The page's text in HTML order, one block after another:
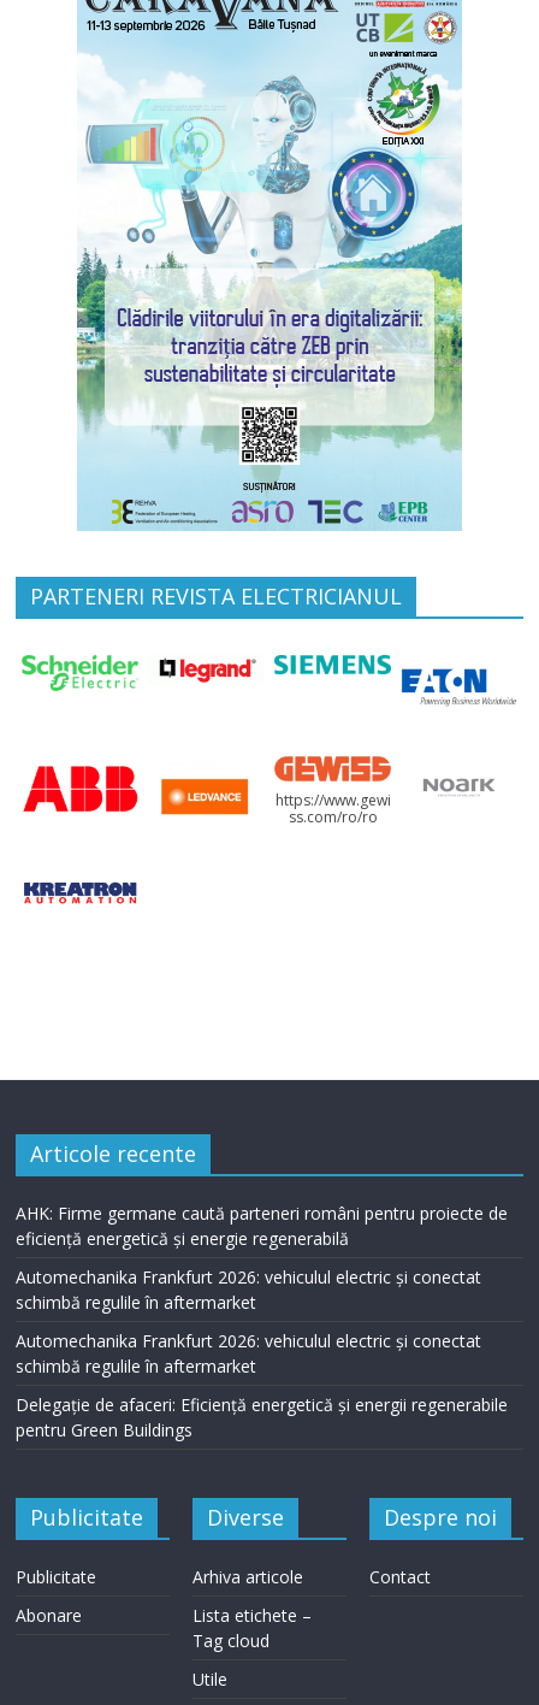
PARTENERI REVISTA ELECTRICIANUL
https://www.gewi
ss.com/ro/ro
Articole recente
AHK: Firme germane caută parteneri români pentru proiecte de
eficiență energetică și energie regenerabilă
Automechanika Frankfurt 2026: vehiculul electric și conectat
schimbă regulile în aftermarket
Automechanika Frankfurt 2026: vehiculul electric și conectat
schimbă regulile în aftermarket
Delegație de afaceri: Eficiență energetică și energii regenerabile
pentru Green Buildings
Publicitate
Publicitate
Abonare
Diverse
Arhiva articole
Lista etichete –
Tag cloud
Utile
Despre noi
Contact